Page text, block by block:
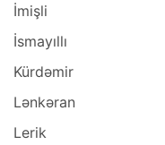
İmişli
İsmayıllı
Kürdəmir
Lənkəran
Lerik